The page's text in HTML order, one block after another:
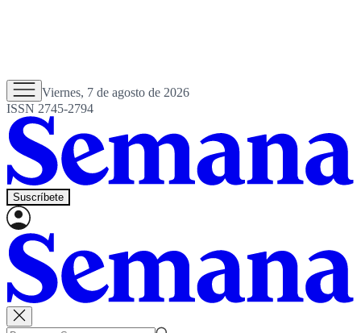
Viernes, 7 de agosto de 2026
ISSN 2745-2794
Suscríbete